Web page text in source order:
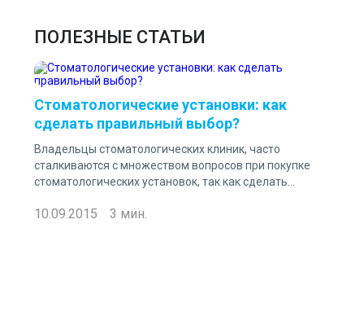
ПОЛЕЗНЫЕ СТАТЬИ
Стоматологические установки: как
сделать правильный выбор?
Владельцы стоматологических клиник, часто
сталкиваются с множеством вопросов при покупке
стоматологических установок, так как сделать
обратить внимание? Сколько стоит оборудование для
10.09.2015 3 мин.